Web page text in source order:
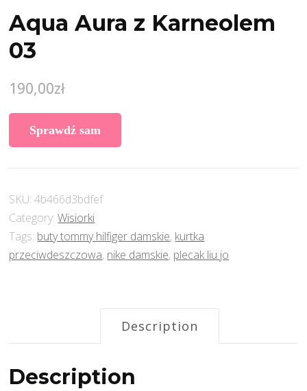
Aqua Aura z Karneolem
03
190,00zł
Sprawdź sam
SKU:4b466d3bdfef
Category:Wisiorki
Tags: buty tommy hilfiger damskie, kurtka
przeciwdeszczowa, nike damskie, plecak liu jo
Description
Description